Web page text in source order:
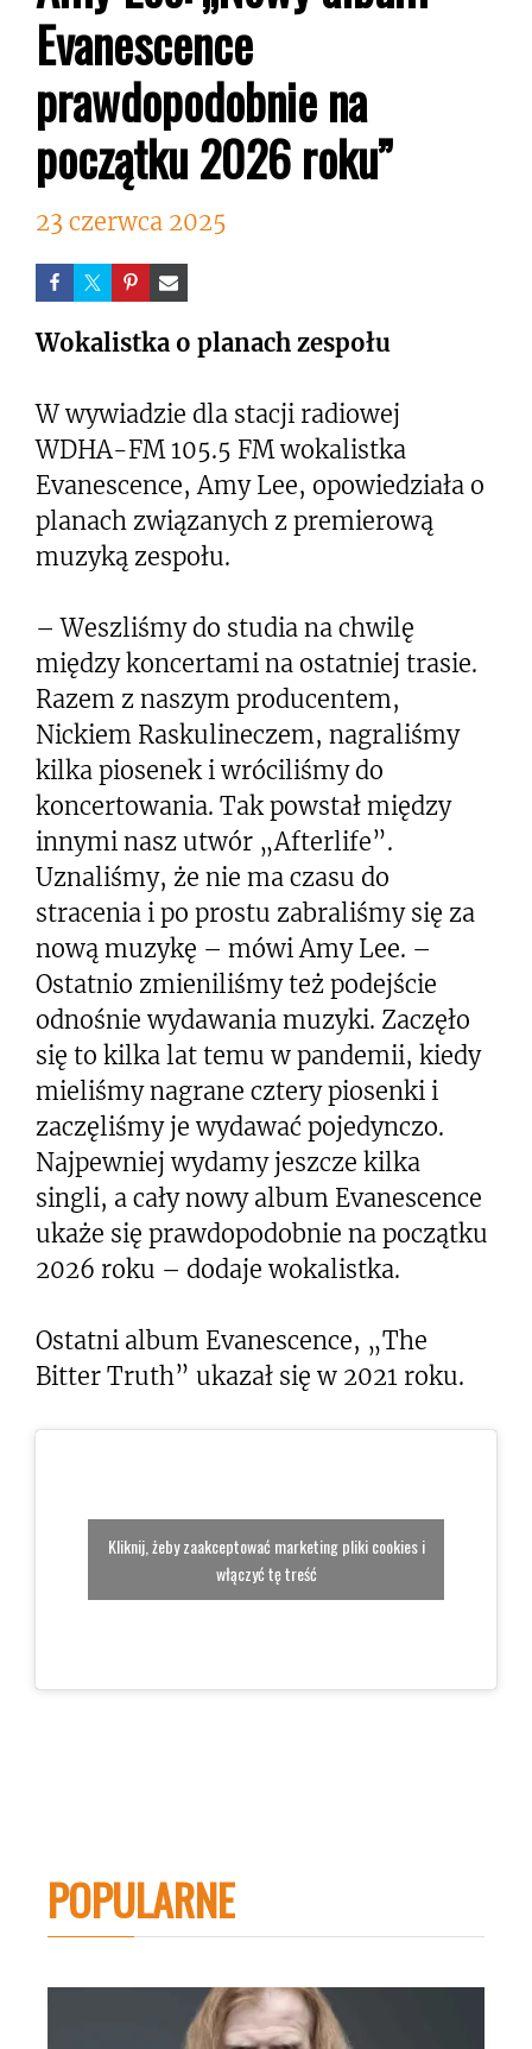
Evanescence
prawdopodobnie na
początku 2026 roku”
23 czerwca 2025
Wokalistka o planach zespołu
W wywiadzie dla stacji radiowej
WDHA-FM 105.5 FM wokalistka
Evanescence, Amy Lee, opowiedziała o
planach związanych z premierową
muzyką zespołu.
– Weszliśmy do studia na chwilę
między koncertami na ostatniej trasie.
Razem z naszym producentem,
Nickiem Raskulineczem, nagraliśmy
kilka piosenek i wróciliśmy do
koncertowania. Tak powstał między
innymi nasz utwór „Afterlife”.
Uznaliśmy, że nie ma czasu do
stracenia i po prostu zabraliśmy się za
nową muzykę – mówi Amy Lee. –
Ostatnio zmieniliśmy też podejście
odnośnie wydawania muzyki. Zaczęło
się to kilka lat temu w pandemii, kiedy
mieliśmy nagrane cztery piosenki i
zaczęliśmy je wydawać pojedynczo.
Najpewniej wydamy jeszcze kilka
singli, a cały nowy album Evanescence
ukaże się prawdopodobnie na początku
2026 roku – dodaje wokalistka.
Ostatni album Evanescence, „The
Bitter Truth” ukazał się w 2021 roku.
Kliknij, żeby zaakceptować marketing pliki cookies i
włączyć tę treść
POPULARNE